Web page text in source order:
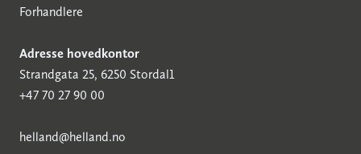
Forhandlere
Adresse hovedkontor
Strandgata 25, 6250 Stordal1
+47 70 27 90 00
helland@helland.no